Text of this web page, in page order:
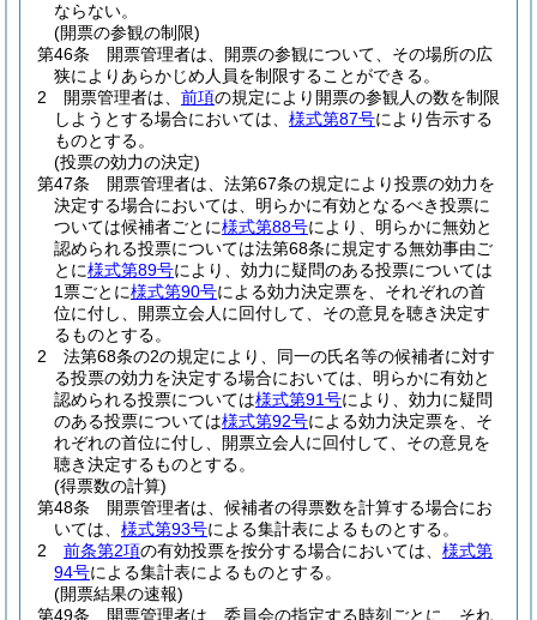
ならない。
(開票の参観の制限)
第46条
開票管理者は、開票の参観について、その場所の広
狭によりあらかじめ人員を制限することができる。
2
開票管理者は、 前項の規定により開票の参観人の数を制限
しようとする場合においては、 様式第87号により告示する
ものとする。
(投票の効力の決定)
第47条
開票管理者は、法第67条の規定により投票の効力を
決定する場合においては、明らかに有効となるべき投票に
ついては候補者ごとに様式第88号により、明らかに無効と
認められる投票については法第68条に規定する無効事由ご
とに様式第89号により、効力に疑問のある投票については
1票ごとに様式第90号による効力決定票を、それぞれの首
位に付し、開票立会人に回付して、その意見を聴き決定す
るものとする。
2
法第68条の2の規定により、同一の氏名等の候補者に対す
る投票の効力を決定する場合においては、明らかに有効と
認められる投票については様式第91号により、効力に疑問
のある投票については様式第92号による効力決定票を、そ
れぞれの首位に付し、開票立会人に回付して、その意見を
聴き決定するものとする。
(得票数の計算)
第48条
開票管理者は、候補者の得票数を計算する場合にお
いては、 様式第93号による集計表によるものとする。
2
前条第2項の有効投票を按分する場合においては、 様式第
94号による集計表によるものとする。
(開票結果の速報)
第49条
開票管理者は、委員会の指定する時刻ごとに、それ